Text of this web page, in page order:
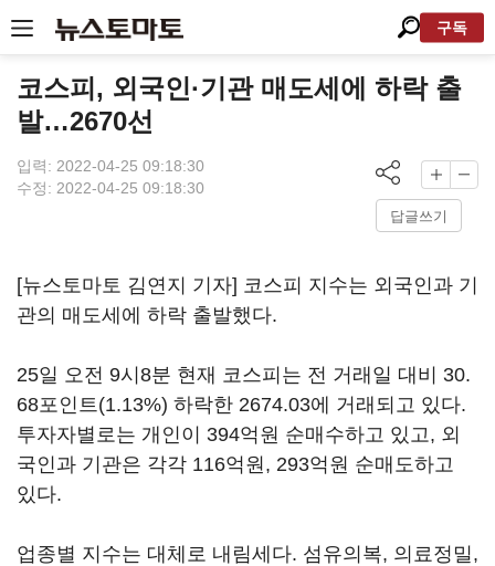
구독
코스피, 외국인·기관 매도세에 하락 출
발…2670선
입력: 2022-04-25 09:18:30
수정: 2022-04-25 09:18:30
답글쓰기
[뉴스토마토 김연지 기자] 코스피 지수는 외국인과 기
관의 매도세에 하락 출발했다.
25일 오전 9시8분 현재 코스피는 전 거래일 대비 30.
68포인트(1.13%) 하락한 2674.03에 거래되고 있다.
투자자별로는 개인이 394억원 순매수하고 있고, 외
국인과 기관은 각각 116억원, 293억원 순매도하고
있다.
업종별 지수는 대체로 내림세다. 섬유의복, 의료정밀,